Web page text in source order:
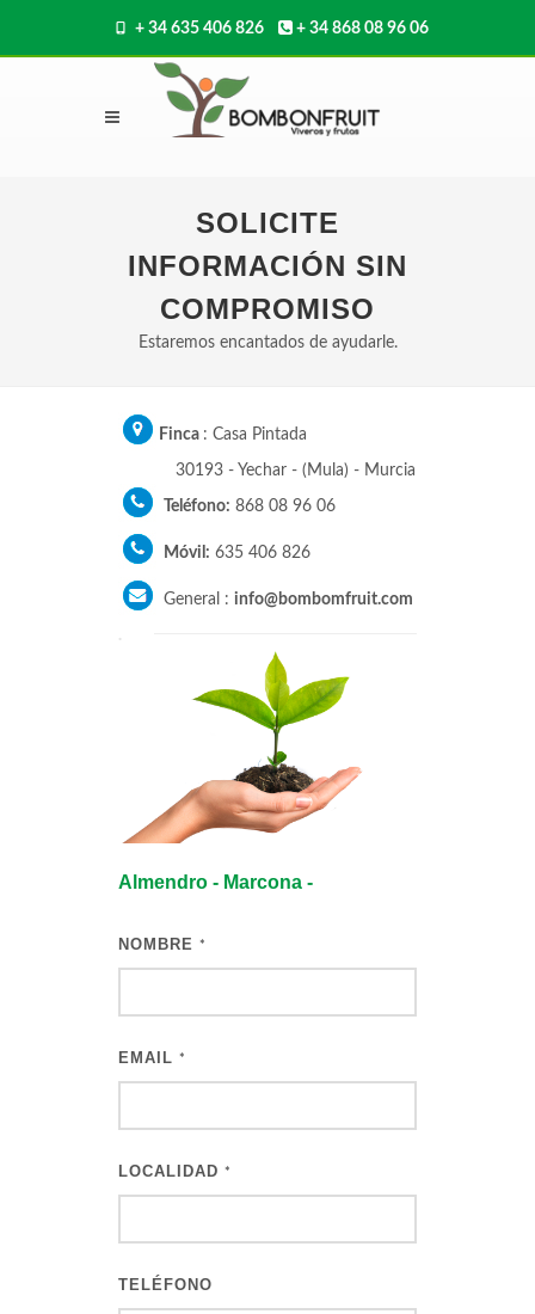
+ 34 635 406 826 + 34 868 08 96 06
SOLICITE
INFORMACIÓN SIN
COMPROMISO
Estaremos encantados de ayudarle.
Finca : Casa Pintada
30193 - Yechar - (Mula) - Murcia
Teléfono: 868 08 96 06
Móvil: 635 406 826
General : info@bombomfruit.com
.
Almendro - Marcona -
NOMBRE *
EMAIL *
LOCALIDAD *
TELÉFONO